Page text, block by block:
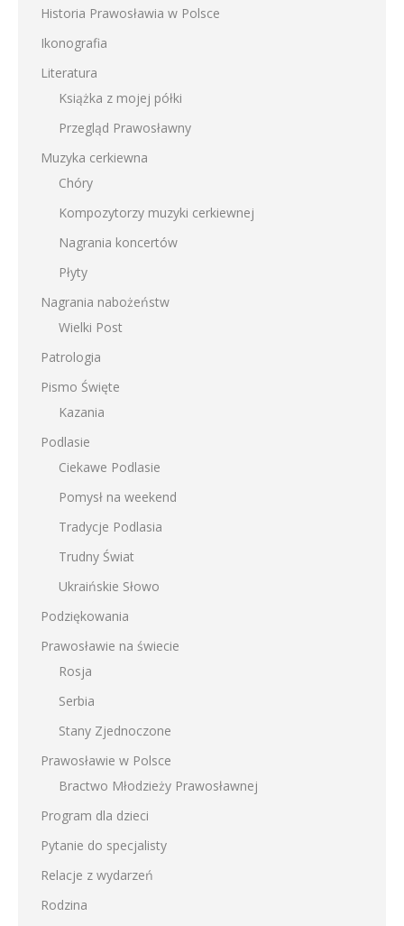
Historia Prawosławia w Polsce
Ikonografia
Literatura
Książka z mojej półki
Przegląd Prawosławny
Muzyka cerkiewna
Chóry
Kompozytorzy muzyki cerkiewnej
Nagrania koncertów
Płyty
Nagrania nabożeństw
Wielki Post
Patrologia
Pismo Święte
Kazania
Podlasie
Ciekawe Podlasie
Pomysł na weekend
Tradycje Podlasia
Trudny Świat
Ukraińskie Słowo
Podziękowania
Prawosławie na świecie
Rosja
Serbia
Stany Zjednoczone
Prawosławie w Polsce
Bractwo Młodzieży Prawosławnej
Program dla dzieci
Pytanie do specjalisty
Relacje z wydarzeń
Rodzina